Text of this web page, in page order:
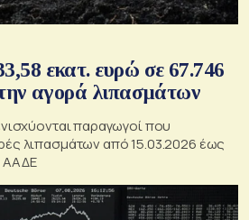
εκατ. ευρώ σε 67.746
την αγορά λιπασμάτων
παραγωγοί που
λιπασμάτων από 15.03.2026 έως
ΑΑΔΕ